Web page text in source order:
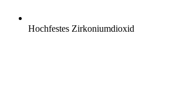
Hochfestes Zirkoniumdioxid